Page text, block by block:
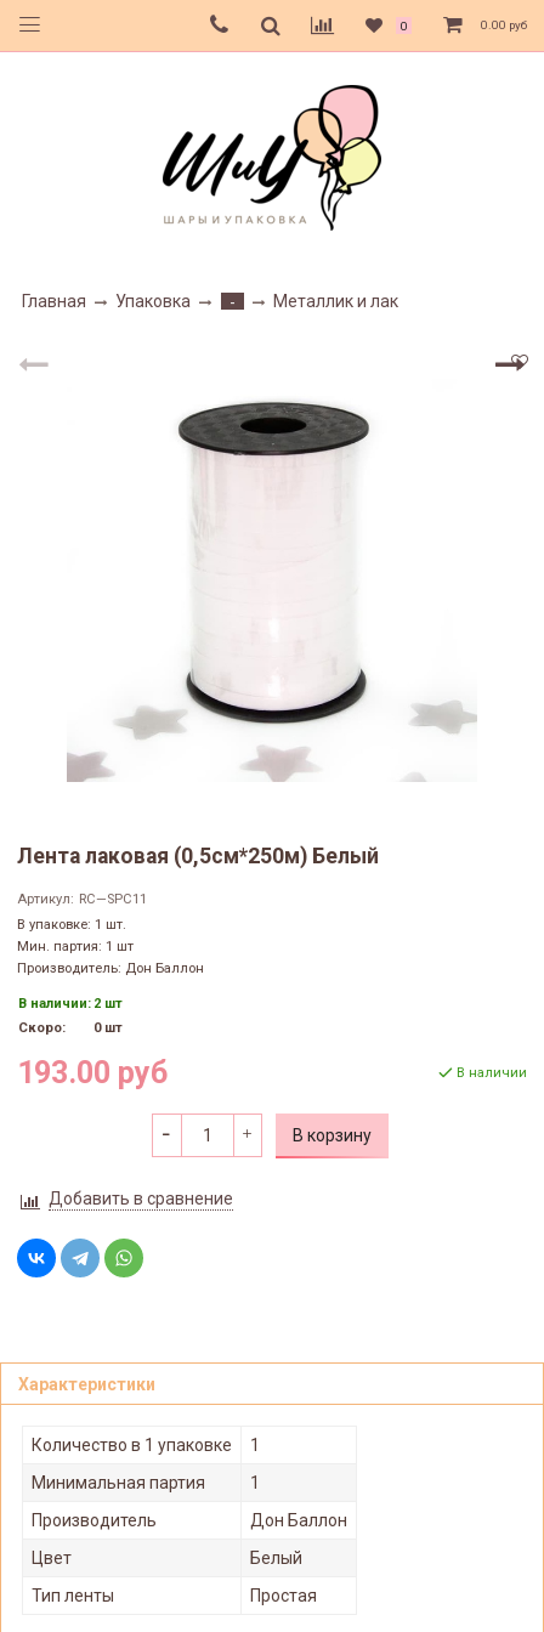
0 0.00 руб
Главная Упаковка - Металлик и лак
Лента лаковая (0,5см*250м) Белый
Артикул: RC—SPC11
В упаковке: 1 шт.
Мин. партия: 1 шт
Производитель: Дон Баллон
В наличии: 2 шт
Скоро:
0 шт
193.00 руб В наличии
В корзину
Добавить в сравнение
Характеристики
Количество в 1 упаковке
1
Минимальная партия
1
Производитель
Дон Баллон
Цвет
Белый
Тип ленты
Простая